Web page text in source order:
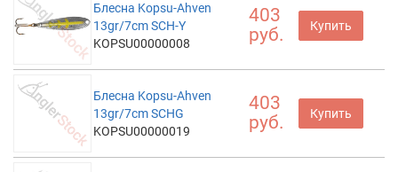
Блесна Kopsu-Ahven
13gr/7cm SCH-Y
KOPSU00000008
403
руб.
Купить
Блесна Kopsu-Ahven
13gr/7cm SCHG
KOPSU00000019
403
руб.
Купить